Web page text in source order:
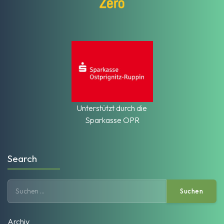
Unterstützt durch die
Sparkasse OPR
Search
Suchen
nach:
Archiv